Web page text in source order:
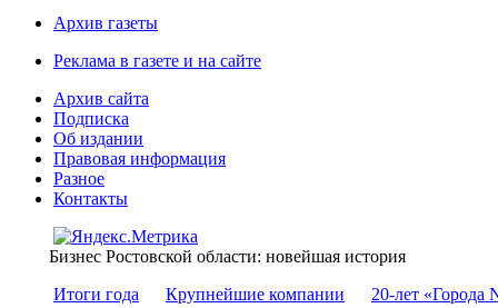
Архив газеты
Реклама в газете и на сайте
Архив сайта
Подписка
Об издании
Правовая информация
Разное
Контакты
Бизнес Ростовской области: новейшая история
Итоги года
Крупнейшие компании 20-лет «Города